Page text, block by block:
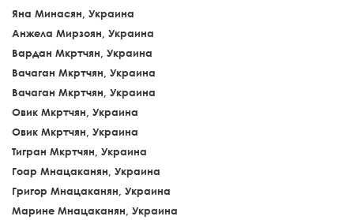
Яна Минасян, Украина
Анжела Мирзоян, Украина
Вардан Мкртчян, Украина
Вачаган Мкртчян, Украина
Вачаган Мкртчян, Украина
Овик Мкртчян, Украина
Овик Мкртчян, Украина
Тигран Мкртчян, Украина
Гоар Мнацаканян, Украина
Григор Мнацаканян, Украина
Марине Мнацаканян, Украина